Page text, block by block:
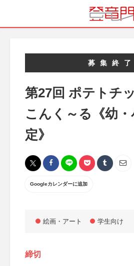
募集終了
第27回 ポテトチ
こんく～る《幼
定》
Googleカレンダーに追加
絵画・アート 学生向け
締切